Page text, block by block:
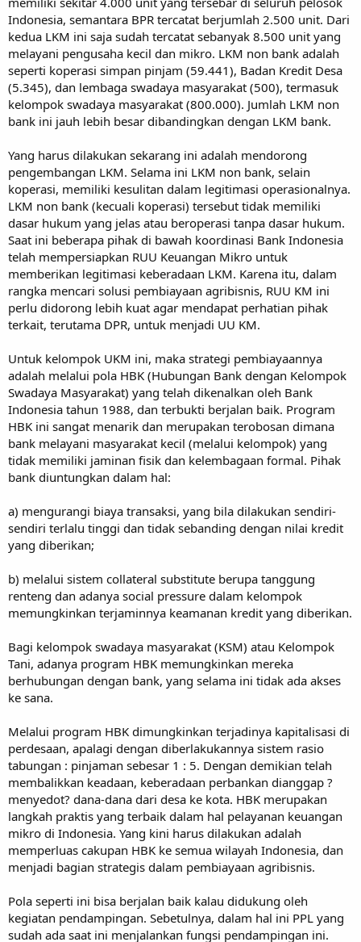
Indonesia, semantara BPR tercatat berjumlah 2.500 unit. Dari
kedua LKM ini saja sudah tercatat sebanyak 8.500 unit yang
melayani pengusaha kecil dan mikro. LKM non bank adalah
seperti koperasi simpan pinjam (59.441), Badan Kredit Desa
(5.345), dan lembaga swadaya masyarakat (500), termasuk
kelompok swadaya masyarakat (800.000). Jumlah LKM non
bank ini jauh lebih besar dibandingkan dengan LKM bank.
Yang harus dilakukan sekarang ini adalah mendorong
pengembangan LKM. Selama ini LKM non bank, selain
koperasi, memiliki kesulitan dalam legitimasi operasionalnya.
LKM non bank (kecuali koperasi) tersebut tidak memiliki
dasar hukum yang jelas atau beroperasi tanpa dasar hukum.
Saat ini beberapa pihak di bawah koordinasi Bank Indonesia
telah mempersiapkan RUU Keuangan Mikro untuk
memberikan legitimasi keberadaan LKM. Karena itu, dalam
rangka mencari solusi pembiayaan agribisnis, RUU KM ini
perlu didorong lebih kuat agar mendapat perhatian pihak
terkait, terutama DPR, untuk menjadi UU KM.
Untuk kelompok UKM ini, maka strategi pembiayaannya
adalah melalui pola HBK (Hubungan Bank dengan Kelompok
Swadaya Masyarakat) yang telah dikenalkan oleh Bank
Indonesia tahun 1988, dan terbukti berjalan baik. Program
HBK ini sangat menarik dan merupakan terobosan dimana
bank melayani masyarakat kecil (melalui kelompok) yang
tidak memiliki jaminan fisik dan kelembagaan formal. Pihak
bank diuntungkan dalam hal:
a) mengurangi biaya transaksi, yang bila dilakukan sendiri-
sendiri terlalu tinggi dan tidak sebanding dengan nilai kredit
yang diberikan;
b) melalui sistem collateral substitute berupa tanggung
renteng dan adanya social pressure dalam kelompok
memungkinkan terjaminnya keamanan kredit yang diberikan.
Bagi kelompok swadaya masyarakat (KSM) atau Kelompok
Tani, adanya program HBK memungkinkan mereka
berhubungan dengan bank, yang selama ini tidak ada akses
ke sana.
Melalui program HBK dimungkinkan terjadinya kapitalisasi di
perdesaan, apalagi dengan diberlakukannya sistem rasio
tabungan : pinjaman sebesar 1 : 5. Dengan demikian telah
membalikkan keadaan, keberadaan perbankan dianggap ?
menyedot? dana-dana dari desa ke kota. HBK merupakan
langkah praktis yang terbaik dalam hal pelayanan keuangan
mikro di Indonesia. Yang kini harus dilakukan adalah
memperluas cakupan HBK ke semua wilayah Indonesia, dan
menjadi bagian strategis dalam pembiayaan agribisnis.
Pola seperti ini bisa berjalan baik kalau didukung oleh
kegiatan pendampingan. Sebetulnya, dalam hal ini PPL yang
sudah ada saat ini menjalankan fungsi pendampingan ini.